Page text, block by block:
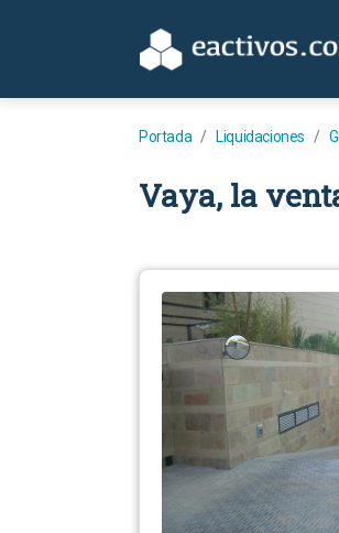
Portada Liquidaciones
Vaya, la